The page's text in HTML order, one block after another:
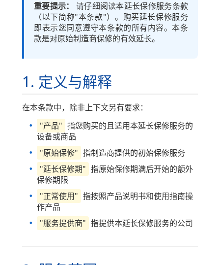
重要提示：
请仔细阅读本延长保修服务条款
（以下简称"本条款"）。购买延长保修服务
即表示您同意遵守本条款的所有内容。本条
款是对原始制造商保修的有效延长。
1. 定义与解释
在本条款中，除非上下文另有要求：
"产品"
指您购买的且适用本延长保修服务的
设备或商品
"原始保修" 指制造商提供的初始保修服务
"延长保修期"
指原始保修期满后开始的额外
保修期限
"正常使用"
指按照产品说明书和使用指南操
作产品
"服务提供商" 指提供本延长保修服务的公司